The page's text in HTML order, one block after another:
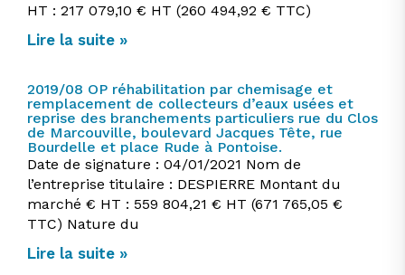
HT : 217 079,10 € HT (260 494,92 € TTC)
Lire la suite »
2019/08 OP réhabilitation par chemisage et
remplacement de collecteurs d’eaux usées et
reprise des branchements particuliers rue du Clos
de Marcouville, boulevard Jacques Tête, rue
Bourdelle et place Rude à Pontoise.
Date de signature : 04/01/2021 Nom de
l’entreprise titulaire : DESPIERRE Montant du
marché € HT : 559 804,21 € HT (671 765,05 €
TTC) Nature du
Lire la suite »